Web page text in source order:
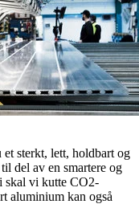
sterkt, lett, holdbart og
del av en smartere og
skal vi kutte CO2-
aluminium kan også